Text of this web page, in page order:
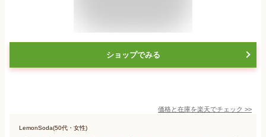
ショップでみる
価格と在庫を楽天でチェック >>
LemonSoda(50代・女性)